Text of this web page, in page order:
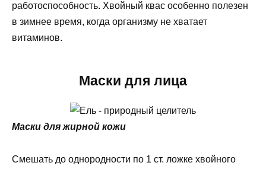
работоспособность. Хвойный квас особенно полезен
в зимнее время, когда организму не хватает
витаминов.
Маски для лица
Маски для жирной кожи
Смешать до однородности по 1 ст. ложке хвойного